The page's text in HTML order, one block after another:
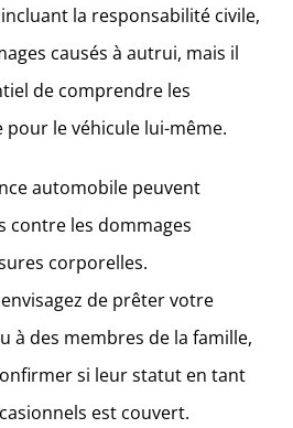
la responsabilité civile,
causés à autrui, mais il
de comprendre les
le véhicule lui-même.
automobile peuvent
contre les dommages
corporelles.
de prêter votre
à des membres de la famille,
si leur statut en tant
est couvert.